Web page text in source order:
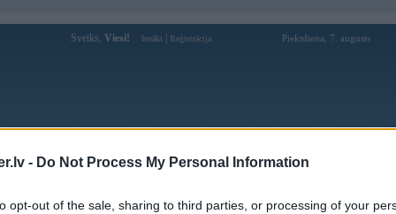
- Do Not Process My Personal Information
opt-out of the sale, sharing to third parties, or processing of your
Sveiks, Viesi! Ienākt Reģistrācija Piektdiena, 7. augusts
Forums Galerijas Reģistrācija Lietotāji
Lietotāja skunkss profils